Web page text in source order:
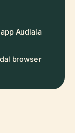
Audiala
browser